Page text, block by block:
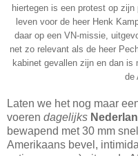
hiertegen is een protest op
leven voor de heer Henk
daar op een VN-missie,
net zo relevant als de heer
kabinet gevallen zijn en dan is
de
Laten we het nog maar
voeren dagelijks
bewapend met 30 mm
Amerikaans bevel,